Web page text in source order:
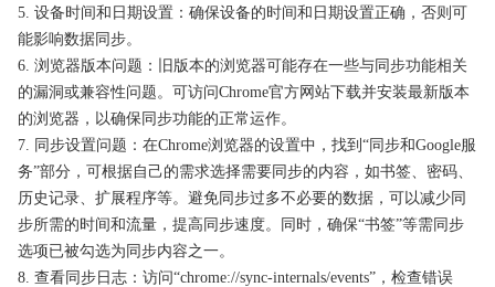
5. 设备时间和日期设置：确保设备的时间和日期设置正确，否则可
能影响数据同步。
6. 浏览器版本问题：旧版本的浏览器可能存在一些与同步功能相关
的漏洞或兼容性问题。可访问Chrome官方网站下载并安装最新版本
的浏览器，以确保同步功能的正常运作。
7. 同步设置问题：在Chrome浏览器的设置中，找到“同步和Google服
务”部分，可根据自己的需求选择需要同步的内容，如书签、密码、
历史记录、扩展程序等。避免同步过多不必要的数据，可以减少同
步所需的时间和流量，提高同步速度。同时，确保“书签”等需同步
选项已被勾选为同步内容之一。
8. 查看同步日志：访问“chrome://sync-internals/events”，检查错误